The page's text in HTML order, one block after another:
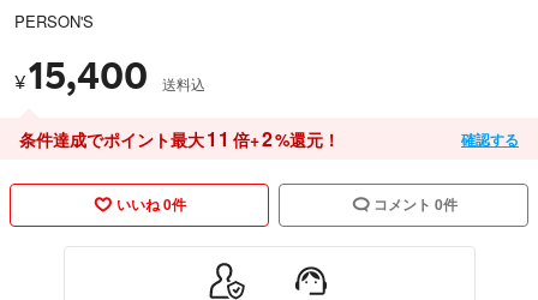
PERSON'S
¥15,400 送料込
条件達成でポイント最大11 倍+2%還元！ 確認する
いいね 0件 コメント 0件